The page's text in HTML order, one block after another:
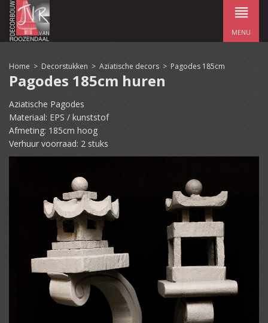
MENU
Home > Decorstukken > Aziatische decors > Pagodes 185cm
Pagodes 185cm huren
Aziatische Pagodes
Materiaal: EPS / kunststof
Afmeting: 185cm hoog
Verhuur voorraad: 2 stuks